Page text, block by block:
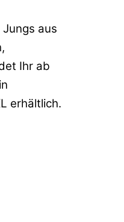
aus
Ihr ab
erhältlich.